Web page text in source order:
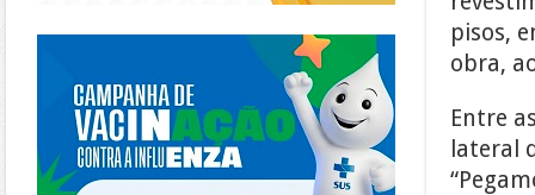
pisos,
obra,
Entre
lateral
https://piracanjuba.go.gov.br/